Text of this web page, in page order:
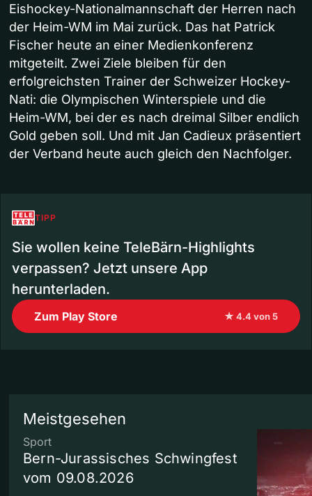
Eishockey-Nationalmannschaft der Herren nach
der Heim-WM im Mai zurück. Das hat Patrick
Fischer heute an einer Medienkonferenz
mitgeteilt. Zwei Ziele bleiben für den
erfolgreichsten Trainer der Schweizer Hockey-
Nati: die Olympischen Winterspiele und die
Heim-WM, bei der es nach dreimal Silber endlich
Gold geben soll. Und mit Jan Cadieux präsentiert
der Verband heute auch gleich den Nachfolger.
TIPP
Sie wollen keine TeleBärn-Highlights
verpassen? Jetzt unsere App
herunterladen.
Zum Play Store ★ 4.4 von 5
Meistgesehen
Sport
Bern-Jurassisches Schwingfest
vom 09.08.2026